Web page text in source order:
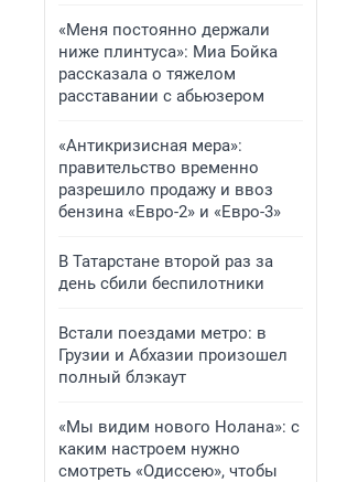
«Меня постоянно держали
ниже плинтуса»: Миа Бойка
рассказала о тяжелом
расставании с абьюзером
«Антикризисная мера»:
правительство временно
разрешило продажу и ввоз
бензина «Евро-2» и «Евро-3»
В Татарстане второй раз за
день сбили беспилотники
Встали поездами метро: в
Грузии и Абхазии произошел
полный блэкаут
«Мы видим нового Нолана»: с
каким настроем нужно
смотреть «Одиссею», чтобы